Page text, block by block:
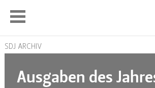
SDJ ARCHIV
Ausgaben des